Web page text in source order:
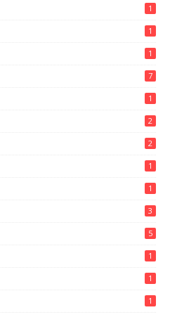
1
1
1
7
1
2
2
1
1
3
5
1
1
1